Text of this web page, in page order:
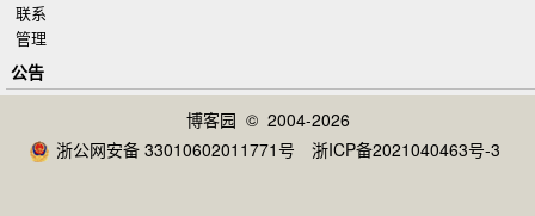
联系
管理
公告
博客园 © 2004-2026
浙公网安备 33010602011771号
浙ICP备2021040463号-3